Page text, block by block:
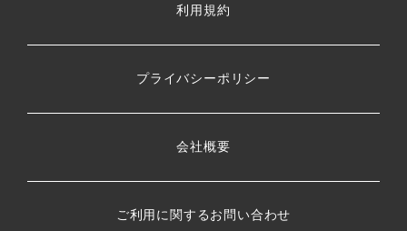
利用規約
プライバシーポリシー
会社概要
ご利用に関するお問い合わせ